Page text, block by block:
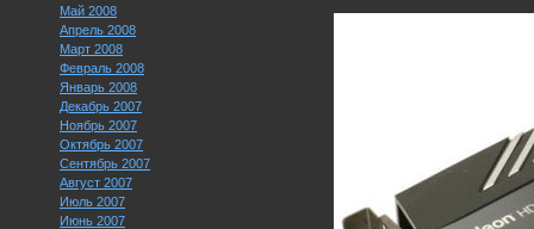
Май 2008
Апрель 2008
Март 2008
Февраль 2008
Январь 2008
Декабрь 2007
Ноябрь 2007
Октябрь 2007
Сентябрь 2007
Август 2007
Июль 2007
Июнь 2007